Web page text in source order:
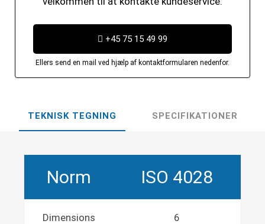
+45 75 15 49 99
Ellers send en mail ved hjælp af kontaktformularen nedenfor.
TEKNISK TEGNING SPECIFIKATIONER
Norm ISO 4028
Dimensions 6